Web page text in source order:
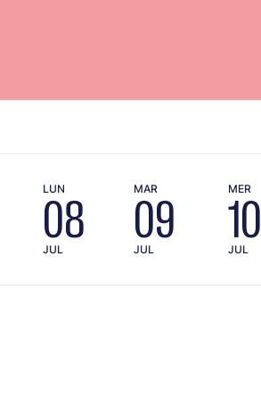
LUN
08
JUL
MAR
09
JUL
MER
10
JUL